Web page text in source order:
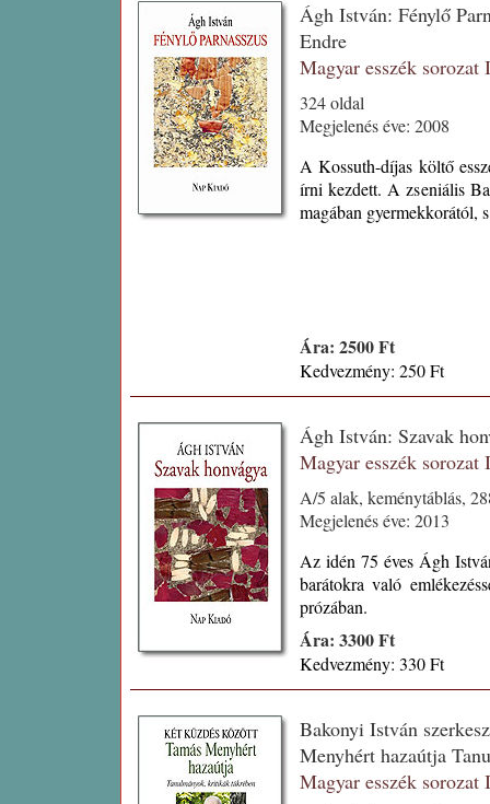
Ágh István: Fénylő
Endre
Magyar esszék sorozat
324 oldal
Megjelenés éve: 2008
A Kossuth-díjas költő
írni kezdett. A zseniális
magában gyermekkorától,
Ára: 2500 Ft
Kedvezmény: 250 Ft
Ágh István: Szavak
Magyar esszék sorozat
A/5 alak, keménytáblás,
Megjelenés éve: 2013
Az idén 75 éves Ágh
barátokra való
prózában.
Ára: 3300 Ft
Kedvezmény: 330 Ft
Bakonyi István
Menyhért hazaútja
Magyar esszék sorozat